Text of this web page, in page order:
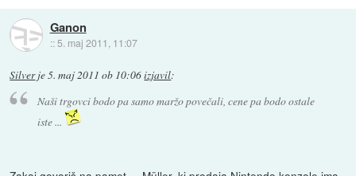
Ganon
:: 5. maj 2011, 11:07
Silverje5. maj 2011 ob 10:06izjavil:
Naši trgovci bodo pa samo maržo povečali, cene pa bodo ostale
iste ...